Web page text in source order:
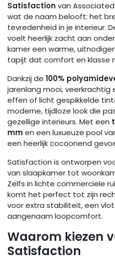
Satisfaction van
wat de naam belooft: het
tevredenheid in je interieur.
voelt heerlijk zacht aan
kamer een warme,
tapijt dat comfort en klasse
Dankzij de 100%
jarenlang mooi, veerkrachtig
effen of licht gespikkelde
moderne, tijdloze look die
gezellige interieurs. Met een
mm en een luxueuze pool
een heerlijk cocoonend
Satisfaction is ontworpen
van slaapkamer tot
Zelfs in lichte commerciële
komt het perfect tot zijn
voor extra stabiliteit, een
aangenaam loopcomfort.
Waarom kiezen
Satisfaction